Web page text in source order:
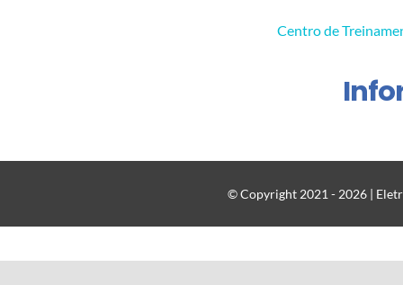
Centro de
© Copyright 2021 - 2026 |